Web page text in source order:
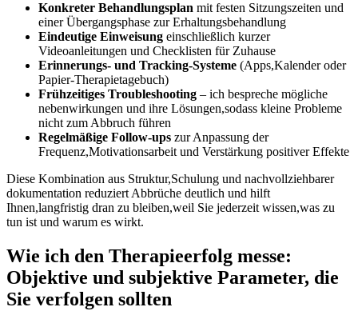
Konkreter‍ Behandlungsplan mit festen​ Sitzungszeiten und
einer ⁢Übergangsphase zur‌ Erhaltungsbehandlung
Eindeutige‍ Einweisung ⁢einschließlich kurzer
Videoanleitungen und Checklisten für Zuhause
Erinnerungs- und Tracking‑Systeme (Apps,Kalender oder
‌Papier‑Therapietagebuch)
Frühzeitiges Troubleshooting – ​ich bespreche mögliche
nebenwirkungen und ihre Lösungen,sodass kleine ‍Probleme
nicht zum ‍Abbruch führen
Regelmäßige⁣ Follow‑ups zur Anpassung ​der
Frequenz,Motivationsarbeit und Verstärkung positiver Effekte
Diese Kombination⁢ aus Struktur,Schulung ⁤und ⁣nachvollziehbarer
dokumentation reduziert Abbrüche ​deutlich und hilft
Ihnen,langfristig dran zu bleiben,weil Sie ​jederzeit wissen,was zu
‌tun​ ist ⁤und warum es wirkt.
Wie ich den Therapieerfolg messe:
Objektive und subjektive Parameter, die
Sie verfolgen sollten